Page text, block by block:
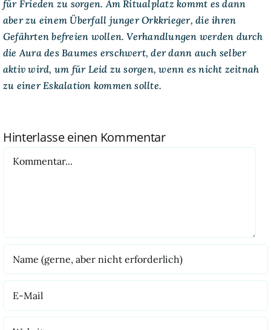
für Frieden zu sorgen. Am Ritualplatz kommt es dann
aber zu einem Überfall junger Orkkrieger, die ihren
Gefährten befreien wollen. Verhandlungen werden durch
die Aura des Baumes erschwert, der dann auch selber
aktiv wird, um für Leid zu sorgen, wenn es nicht zeitnah
zu einer Eskalation kommen sollte.
Hinterlasse einen Kommentar
Kommentar